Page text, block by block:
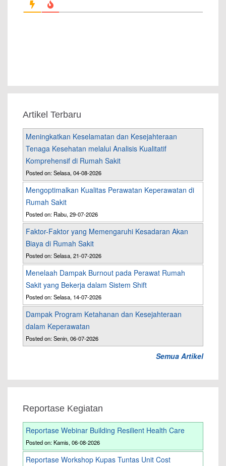
Artikel Terbaru
Meningkatkan Keselamatan dan Kesejahteraan
Tenaga Kesehatan melalui Analisis Kualitatif
Komprehensif di Rumah Sakit
Posted on: Selasa, 04-08-2026
Mengoptimalkan Kualitas Perawatan Keperawatan di
Rumah Sakit
Posted on: Rabu, 29-07-2026
Faktor-Faktor yang Memengaruhi Kesadaran Akan
Biaya di Rumah Sakit
Posted on: Selasa, 21-07-2026
Menelaah Dampak Burnout pada Perawat Rumah
Sakit yang Bekerja dalam Sistem Shift
Posted on: Selasa, 14-07-2026
Dampak Program Ketahanan dan Kesejahteraan
dalam Keperawatan
Posted on: Senin, 06-07-2026
Semua Artikel
Reportase Kegiatan
Reportase Webinar Building Resilient Health Care
Posted on: Kamis, 06-08-2026
Reportase Workshop Kupas Tuntas Unit Cost